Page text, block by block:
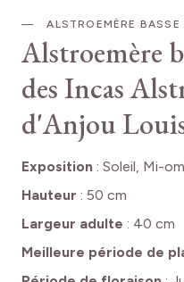
ALSTROEMÈRE
Alstroemère
des Incas
d'Anjou
Exposition : Soleil, Mi-
Hauteur : 50 cm
Largeur adulte : 40 cm
Meilleure période de